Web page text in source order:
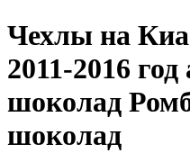
Чехлы на
2011-2016
шоколад
шоколад